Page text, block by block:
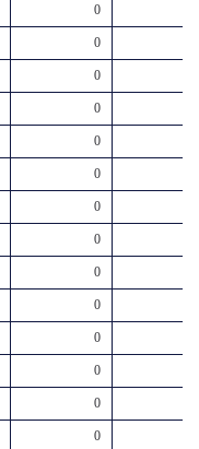
0
0
0
0
0
0
0
0
0
0
0
0
0
0